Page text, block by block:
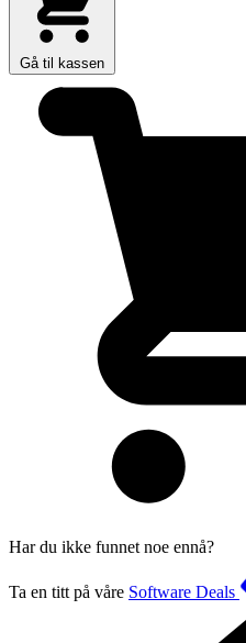
Gå til kassen
Har du ikke funnet noe ennå?
Ta en titt på våre Software Deals